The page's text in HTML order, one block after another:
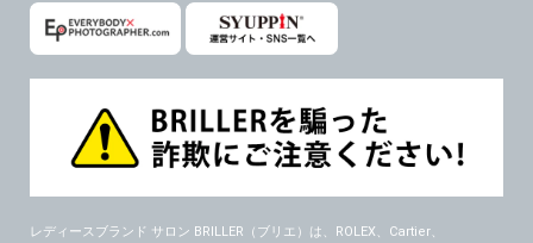
シュッピン株式会社 個人情報相談窓口
レディースブランド サロン BRILLER（ブリエ） は、ROLEX、Cartier、